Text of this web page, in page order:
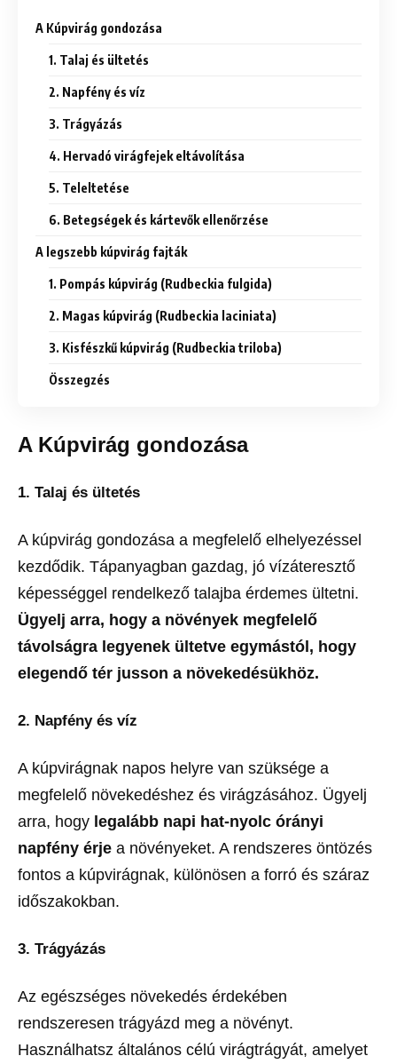
A Kúpvirág gondozása
1. Talaj és ültetés
2. Napfény és víz
3. Trágyázás
4. Hervadó virágfejek eltávolítása
5. Teleltetése
6. Betegségek és kártevők ellenőrzése
A legszebb kúpvirág fajták
1. Pompás kúpvirág (Rudbeckia fulgida)
2. Magas kúpvirág (Rudbeckia laciniata)
3. Kisfészkű kúpvirág (Rudbeckia triloba)
Összegzés
A Kúpvirág gondozása
1. Talaj és ültetés
A kúpvirág gondozása a megfelelő elhelyezéssel
kezdődik. Tápanyagban gazdag, jó vízáteresztő
képességgel rendelkező talajba érdemes ültetni.
Ügyelj arra, hogy a növények megfelelő
távolságra legyenek ültetve egymástól, hogy
elegendő tér jusson a növekedésükhöz.
2. Napfény és víz
A kúpvirágnak napos helyre van szüksége a
megfelelő növekedéshez és virágzásához. Ügyelj
arra, hogy legalább napi hat-nyolc órányi
napfény érje a növényeket. A rendszeres öntözés
fontos a kúpvirágnak, különösen a forró és száraz
időszakokban.
3. Trágyázás
Az egészséges növekedés érdekében
rendszeresen trágyázd meg a növényt.
Használhatsz általános célú virágtrágyát, amelyet